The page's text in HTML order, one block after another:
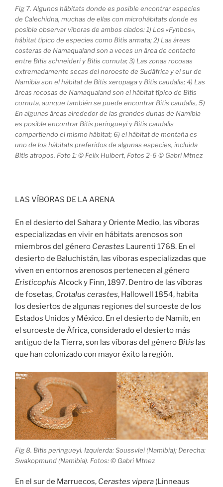
Fig 7. Algunos hábitats donde es posible encontrar especies
de Calechidna, muchas de ellas con microhábitats donde es
posible observar víboras de ambos clados: 1) Los «Fynbos»,
hábitat típico de especies como Bitis armata; 2) Las áreas
costeras de Namaqualand son a veces un área de contacto
entre Bitis schneideri y Bitis cornuta; 3) Las zonas rocosas
extremadamente secas del noroeste de Sudáfrica y el sur de
Namibia son el hábitat de Bitis xeropaga y Bitis caudalis; 4) Las
áreas rocosas de Namaqualand son el hábitat típico de Bitis
cornuta, aunque también se puede encontrar Bitis caudalis, 5)
En algunas áreas alrededor de las grandes dunas de Namibia
es posible encontrar Bitis peringueyi y Bitis caudalis
compartiendo el mismo hábitat; 6) el hábitat de montaña es
uno de los hábitats preferidos de algunas especies, incluida
Bitis atropos. Foto 1: © Felix Hulbert, Fotos 2-6 © Gabri Mtnez
LAS VÍBORAS DE LA ARENA
En el desierto del Sahara y Oriente Medio, las víboras
especializadas en vivir en hábitats arenosos son
miembros del género Cerastes Laurenti 1768. En el
desierto de Baluchistán, las víboras especializadas que
viven en entornos arenosos pertenecen al género
Eristicophis Alcock y Finn, 1897. Dentro de las víboras
de fosetas, Crotalus cerastes, Hallowell 1854, habita
los desiertos de algunas regiones del suroeste de los
Estados Unidos y México. En el desierto de Namib, en
el suroeste de África, considerado el desierto más
antiguo de la Tierra, son las víboras del género Bitis las
que han colonizado con mayor éxito la región.
Fig 8. Bitis peringueyi. Izquierda: Soussvlei (Namibia); Derecha:
Swakopmund (Namibia). Fotos: © Gabri Mtnez
En el sur de Marruecos, Cerastes vipera (Linneaus